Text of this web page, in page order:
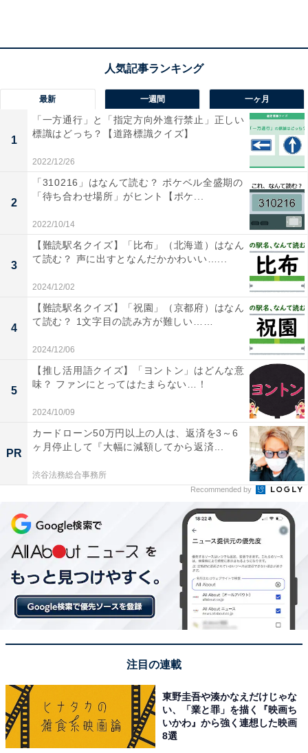
1 2
最新 一週間 一ヶ月
1
「一方通行」と「指定方向外進行禁止」正しい
標識はどっち？【道路標識クイズ】
2022/12/26
2
「310216」はなんて読む？ ポケベル全盛期の
「待ち合わせ場所」がヒント【ポケ...
2022/10/14
3
【難読駅名クイズ】「比布」（北海道）はなん
て読む？ 声に出すとなんだかかわいい…...
2024/12/02
4
【難読駅名クイズ】「祝園」（京都府）はなん
て読む？ 1文字目の読み方が難しい……
2024/12/06
5
【推し活用語クイズ】「ヨントン」はどんな意
味？ ファンにとってはたまらない…！
2024/10/09
PR
カードローン50万円以上の人は、返済を3～6
ヶ月停止して『大幅に減額してから返済...
渋谷法務総合事務所
Recommended by
注目の連載
東野圭吾や湊かなえだけじゃな
い、「業と罪」を描く『映画ち
いかわ』から強く連想した映画
8選